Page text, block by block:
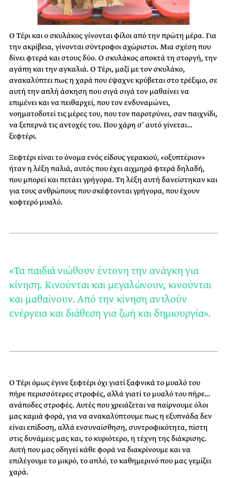
Ο Τέρι και ο σκυλάκος γίνονται φίλοι από την πρώτη μέρα. Για
την ακρίβεια, γίνονται σύντροφοι αχώριστοι. Μια σχέση που
δίνει φτερά και στους δύο. Ο σκυλάκος αποκτά τη στοργή, την
αγάπη και την αγκαλιά. Ο Τέρι, μαζί με τον σκυλάκο,
ανακαλύπτει πως η χαρά που έψαχνε κρύβεται στο τρέξιμο, σε
αυτή την απλή άσκηση που σιγά σιγά τον μαθαίνει να
επιμένει και να πειθαρχεί, που τον ενδυναμώνει,
νοηματοδοτεί τις μέρες του, που τον παροτρύνει, σαν παιχνίδι,
να ξεπερνά τις αντοχές του. Που χάρη σ’ αυτό γίνεται…
ξεφτέρι.
Ξεφτέρι είναι το όνομα ενός είδους γερακιού, «οξυπτέριον»
ήταν η λέξη παλιά, αυτός που έχει αιχμηρά φτερά δηλαδή,
που μπορεί και πετάει γρήγορα. Τη λέξη αυτή δανείστηκαν και
για τους ανθρώπους που σκέφτονται γρήγορα, που έχουν
κοφτερό μυαλό.
«Τα παιδιά νιώθουν έντονη την ανάγκη για
κίνηση. Κινούνται και μεγαλώνουν, κινούνται
και μαθαίνουν. Από την κίνηση αντλούν
ενέργεια και διάθεση για ζωή και δημιουργία».
Ο Τέρι όμως έγινε ξεφτέρι όχι γιατί ξαφνικά το μυαλό του
πήρε περισσότερες στροφές, αλλά γιατί το μυαλό του πήρε…
ανάποδες στροφές. Αυτές που χρειάζεται να παίρνουμε όλοι
μας καμιά φορά, για να ανακαλύπτουμε πως η εξυπνάδα δεν
είναι επίδοση, αλλά ενσυναίσθηση, συντροφικότητα, πίστη
στις δυνάμεις μας και, το κυριότερο, η τέχνη της διάκρισης.
Αυτή που μας οδηγεί κάθε φορά να διακρίνουμε και να
επιλέγουμε το μικρό, το απλό, το καθημερινό που μας γεμίζει
χαρά.